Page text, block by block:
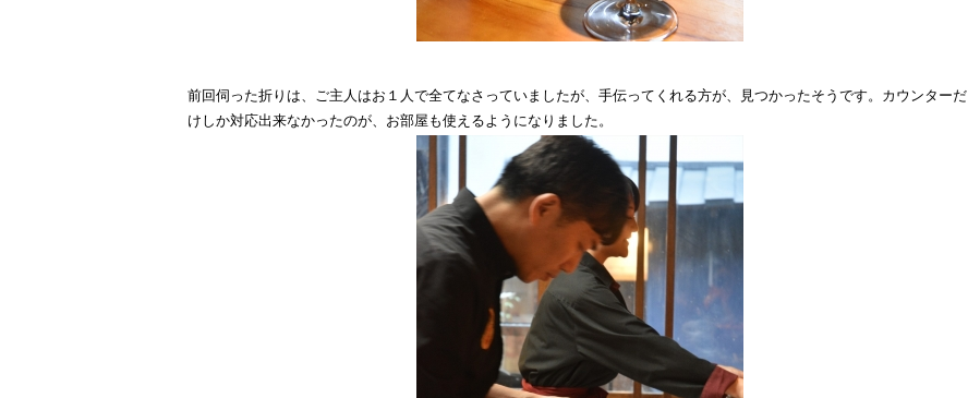
前回伺った折りは、ご主人はお１人で全てなさっていましたが、手伝ってくれる方が、見つかったそうです。カウンターだ
けしか対応出来なかったのが、お部屋も使えるようになりました。